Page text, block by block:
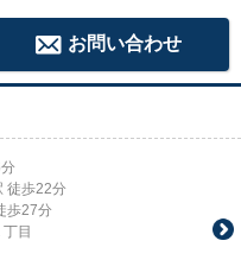
お問い合わせ
徒歩22分
歩27分
丁目